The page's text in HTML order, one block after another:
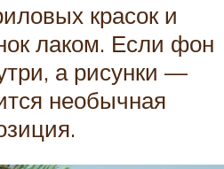
красок и
лаком. Если фон
а рисунки —
необычная